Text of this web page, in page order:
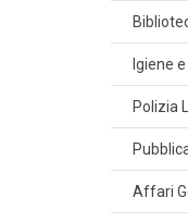
Igiene
Polizia
Affari